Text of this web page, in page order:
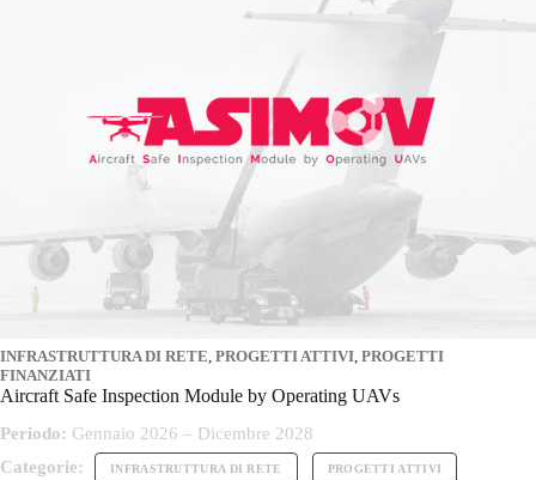
INFRASTRUTTURA DI RETE PROGETTI ATTIVI PROGETTI
FINANZIATI
Aircraft Safe Inspection Module by Operating UAVs
Periodo: Gennaio 2026 – Dicembre 2028
Categorie:
INFRASTRUTTURA DI RETE PROGETTI ATTIVI